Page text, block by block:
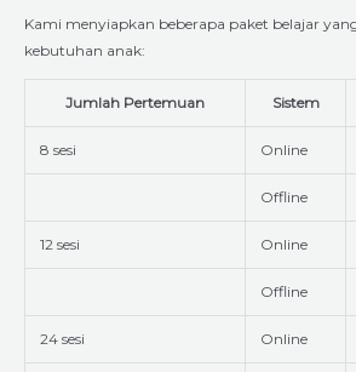
Kami menyiapkan beberapa paket belajar
kebutuhan anak:
Jumlah Pertemuan Sistem
8 sesi Online
Offline
12 sesi Online
Offline
24 sesi Online